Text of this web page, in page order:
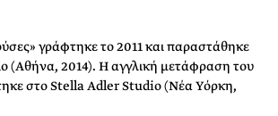
γράφτηκε το 2011 και παραστάθηκε
(Αθήνα, 2014). Η αγγλική μετάφραση του
στο Stella Adler Studio (Νέα Υόρκη,